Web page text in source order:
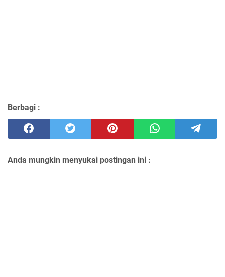
Berbagi :
Anda mungkin menyukai postingan ini :